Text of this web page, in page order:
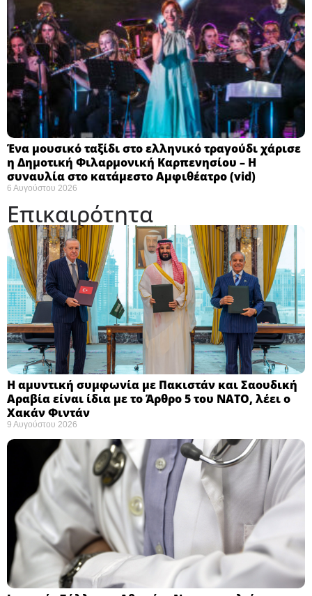
Ένα μουσικό ταξίδι στο ελληνικό τραγούδι χάρισε
η Δημοτική Φιλαρμονική Καρπενησίου – Η
συναυλία στο κατάμεστο Αμφιθέατρο (vid)
6 Αυγούστου 2026
Επικαιρότητα
Η αμυντική συμφωνία με Πακιστάν και Σαουδική
Αραβία είναι ίδια με το Άρθρο 5 του ΝΑΤΟ, λέει ο
Χακάν Φιντάν ​
9 Αυγούστου 2026